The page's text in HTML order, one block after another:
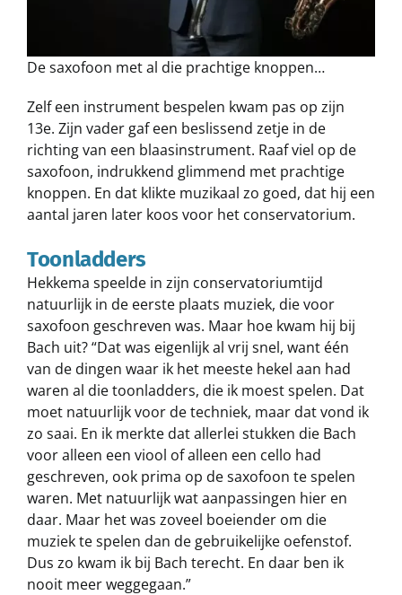
De saxofoon met al die prachtige knoppen…
Zelf een instrument bespelen kwam pas op zijn
13e. Zijn vader gaf een beslissend zetje in de
richting van een blaasinstrument. Raaf viel op de
saxofoon, indrukkend glimmend met prachtige
knoppen. En dat klikte muzikaal zo goed, dat hij een
aantal jaren later koos voor het conservatorium.
Toonladders
Hekkema speelde in zijn conservatoriumtijd
natuurlijk in de eerste plaats muziek, die voor
saxofoon geschreven was. Maar hoe kwam hij bij
Bach uit? “Dat was eigenlijk al vrij snel, want één
van de dingen waar ik het meeste hekel aan had
waren al die toonladders, die ik moest spelen. Dat
moet natuurlijk voor de techniek, maar dat vond ik
zo saai. En ik merkte dat allerlei stukken die Bach
voor alleen een viool of alleen een cello had
geschreven, ook prima op de saxofoon te spelen
waren. Met natuurlijk wat aanpassingen hier en
daar. Maar het was zoveel boeiender om die
muziek te spelen dan de gebruikelijke oefenstof.
Dus zo kwam ik bij Bach terecht. En daar ben ik
nooit meer weggegaan.”